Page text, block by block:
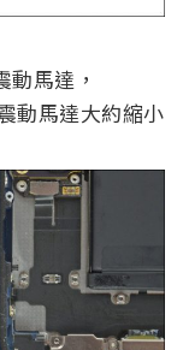
馬達，
動馬達大約縮小